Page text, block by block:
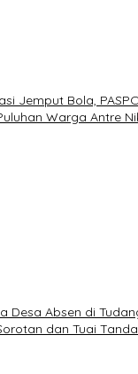
Jemput Bola,
Warga Antre
Desa Absen di
dan Tuai